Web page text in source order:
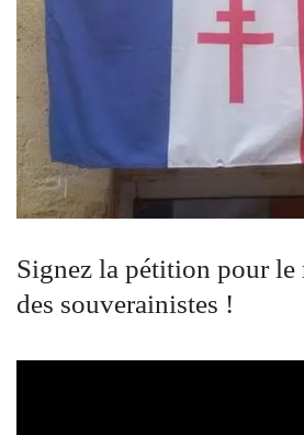
Signez la pétition pour le
des souverainistes !